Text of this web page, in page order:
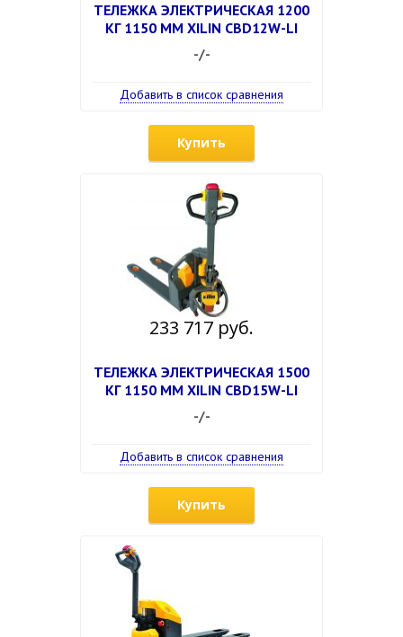
ТЕЛЕЖКА ЭЛЕКТРИЧЕСКАЯ 1200
КГ 1150 ММ XILIN CBD12W-LI
-/-
Добавить в список сравнения
Купить
233 717 руб.
ТЕЛЕЖКА ЭЛЕКТРИЧЕСКАЯ 1500
КГ 1150 ММ XILIN CBD15W-LI
-/-
Добавить в список сравнения
Купить